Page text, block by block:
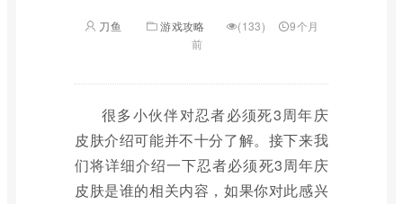
刀鱼 游戏攻略 (133)
9个月
前
很多小伙伴对忍者必须死3周年庆
皮肤介绍可能并不十分了解。接下来我
们将详细介绍一下忍者必须死3周年庆
皮肤是谁的相关内容，如果你对此感兴